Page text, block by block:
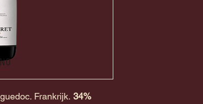
Frankrijk. 34%